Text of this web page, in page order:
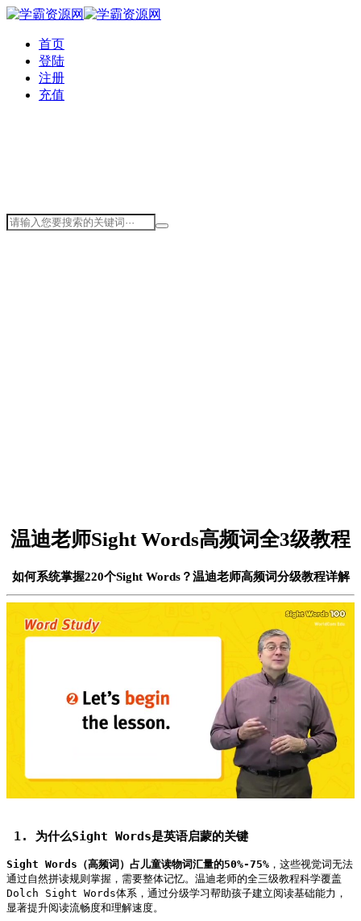
首页
登陆
注册
充值
温迪老师Sight Words高频词全3级教程
如何系统掌握220个Sight Words？温迪老师高频词分级教程详解
1. 为什么Sight Words是英语启蒙的关键
Sight Words（高频词）占儿童读物词汇量的50%-75% ，这些视觉词无法
通过自然拼读规则掌握，需要整体记忆。温迪老师的全三级教程科学覆盖
Dolch Sight Words体系，通过分级学习帮助孩子建立阅读基础能力，
显著提升阅读流畅度和理解速度。